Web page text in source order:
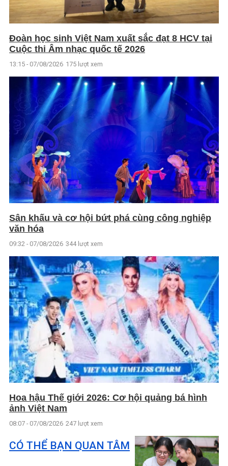
Đoàn học sinh Việt Nam xuất sắc đạt 8 HCV tại
Cuộc thi Âm nhạc quốc tế 2026
13:15 - 07/08/2026 175 lượt xem
Sân khấu và cơ hội bứt phá cùng công nghiệp
văn hóa
09:32 - 07/08/2026 344 lượt xem
Hoa hậu Thế giới 2026: Cơ hội quảng bá hình
ảnh Việt Nam
08:07 - 07/08/2026 247 lượt xem
CÓ THỂ BẠN QUAN TÂM